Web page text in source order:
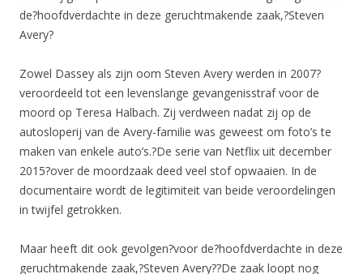
de?hoofdverdachte in deze geruchtmakende zaak,?Steven
Avery?
Zowel Dassey als zijn oom Steven Avery werden in 2007?
veroordeeld tot een levenslange gevangenisstraf voor de
moord op Teresa Halbach. Zij verdween nadat zij op de
autosloperij van de Avery-familie was geweest om foto’s te
maken van enkele auto’s.?De serie van Netflix uit december
2015?over de moordzaak deed veel stof opwaaien. In de
documentaire wordt de legitimiteit van beide veroordelingen
in twijfel getrokken.
Maar heeft dit ook gevolgen?voor de?hoofdverdachte in deze
geruchtmakende zaak,?Steven Avery??De zaak loopt nog